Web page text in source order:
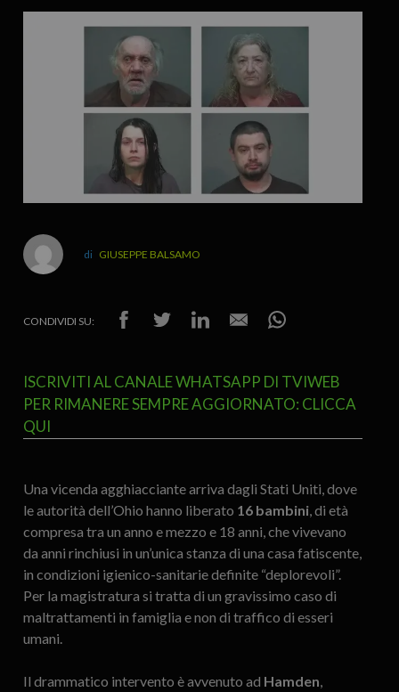
GIUSEPPE BALSAMO
CONDIVIDI SU:
ISCRIVITI AL CANALE WHATSAPP DI TVIWEB
PER RIMANERE SEMPRE AGGIORNATO: CLICCA
QUI
Una vicenda agghiacciante arriva dagli Stati Uniti, dove
le autorità dell’Ohio hanno liberato 16 bambini, di età
compresa tra un anno e mezzo e 18 anni, che vivevano
da anni rinchiusi in un’unica stanza di una casa fatiscente,
in condizioni igienico-sanitarie definite “deplorevoli”.
Per la magistratura si tratta di un gravissimo caso di
maltrattamenti in famiglia e non di traffico di esseri
umani.
Il drammatico intervento è avvenuto ad Hamden